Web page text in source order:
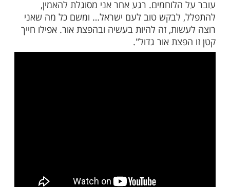
בהתמודדות שלו מאז רצח אשתו: "אני מבין
שאם לא ניתן מקום לכל הרגשות זה יאכל
חצי לילה אני רק בוכה, ויש לי שעתיים
חיבקתי אותו ובכינו ביחד".